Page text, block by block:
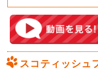
スコティッシュ